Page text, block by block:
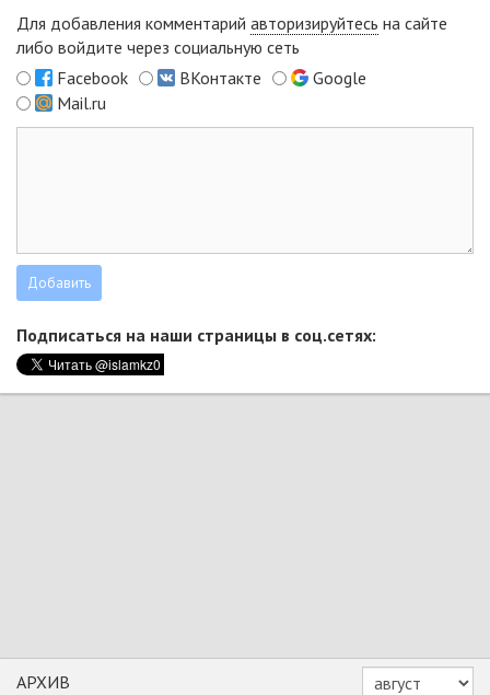
Для добавления комментарий авторизируйтесь на сайте
либо войдите через социальную сеть
Facebook
ВКонтакте
Google
Mail.ru
Подписаться на наши страницы в соц.сетях:
АРХИВ